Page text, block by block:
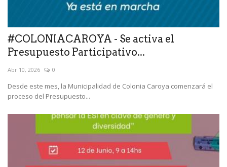
#COLONIACAROYA - Se activa el
Presupuesto Participativo...
Abr 10, 2026 0
Desde este mes, la Municipalidad de Colonia Caroya comenzará el
proceso del Presupuesto...